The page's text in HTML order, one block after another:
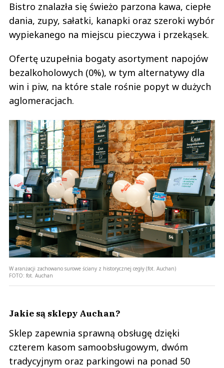
Bistro znalazła się świeżo parzona kawa, ciepłe
dania, zupy, sałatki, kanapki oraz szeroki wybór
wypiekanego na miejscu pieczywa i przekąsek.
Ofertę uzupełnia bogaty asortyment napojów
bezalkoholowych (0%), w tym alternatywy dla
win i piw, na które stale rośnie popyt w dużych
aglomeracjach.
W aranżacji zachowano surowe ściany z historycznej cegły (fot. Auchan)
FOTO: fot. Auchan
Jakie są sklepy Auchan?
Sklep zapewnia sprawną obsługę dzięki
czterem kasom samoobsługowym, dwóm
tradycyjnym oraz parkingowi na ponad 50